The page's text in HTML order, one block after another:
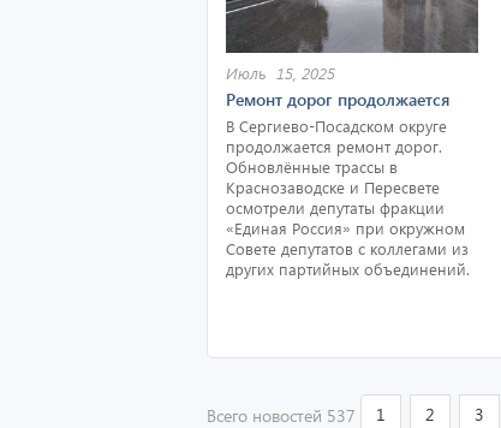
Июль 15, 2025
Ремонт дорог продолжается
В Сергиево-Посадском округе
продолжается ремонт дорог.
Обновлённые трассы в
Краснозаводске и Пересвете
осмотрели депутаты фракции
«Единая Россия» при окружном
Совете депутатов c коллегами из
других партийных объединений.
Всего новостей 537 1 2 3